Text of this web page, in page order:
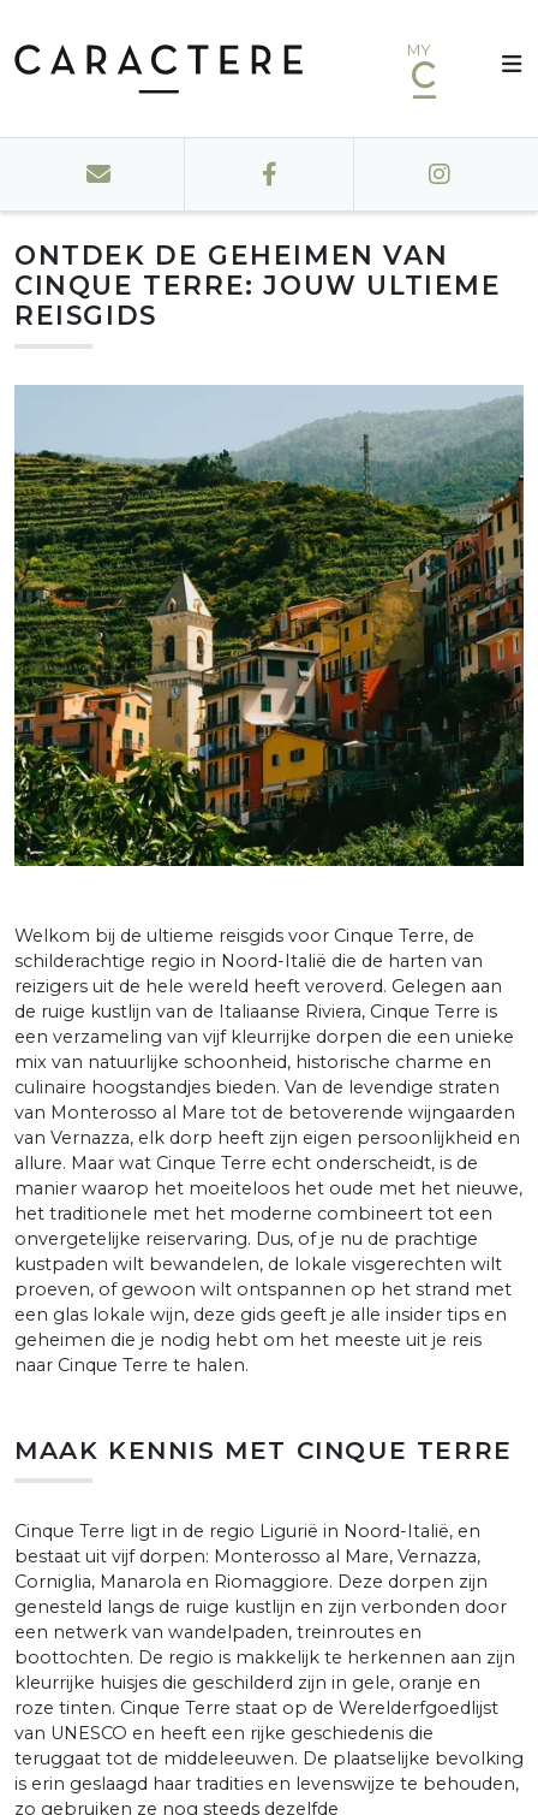
MY
ONTDEK DE GEHEIMEN VAN
CINQUE TERRE: JOUW ULTIEME
REISGIDS
Welkom bij de ultieme reisgids voor Cinque Terre, de
schilderachtige regio in Noord-Italië die de harten van
reizigers uit de hele wereld heeft veroverd. Gelegen aan
de ruige kustlijn van de Italiaanse Riviera, Cinque Terre is
een verzameling van vijf kleurrijke dorpen die een unieke
mix van natuurlijke schoonheid, historische charme en
culinaire hoogstandjes bieden. Van de levendige straten
van Monterosso al Mare tot de betoverende wijngaarden
van Vernazza, elk dorp heeft zijn eigen persoonlijkheid en
allure. Maar wat Cinque Terre echt onderscheidt, is de
manier waarop het moeiteloos het oude met het nieuwe,
het traditionele met het moderne combineert tot een
onvergetelijke reiservaring. Dus, of je nu de prachtige
kustpaden wilt bewandelen, de lokale visgerechten wilt
proeven, of gewoon wilt ontspannen op het strand met
een glas lokale wijn, deze gids geeft je alle insider tips en
geheimen die je nodig hebt om het meeste uit je reis
naar Cinque Terre te halen.
MAAK KENNIS MET CINQUE TERRE
Cinque Terre ligt in de regio Ligurië in Noord-Italië, en
bestaat uit vijf dorpen: Monterosso al Mare, Vernazza,
Corniglia, Manarola en Riomaggiore. Deze dorpen zijn
genesteld langs de ruige kustlijn en zijn verbonden door
een netwerk van wandelpaden, treinroutes en
boottochten. De regio is makkelijk te herkennen aan zijn
kleurrijke huisjes die geschilderd zijn in gele, oranje en
roze tinten. Cinque Terre staat op de Werelderfgoedlijst
van UNESCO en heeft een rijke geschiedenis die
teruggaat tot de middeleeuwen. De plaatselijke bevolking
is erin geslaagd haar tradities en levenswijze te behouden,
zo gebruiken ze nog steeds dezelfde